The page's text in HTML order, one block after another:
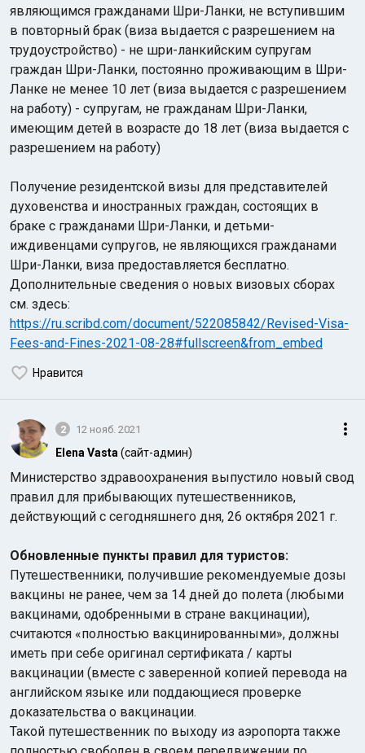
являющимся гражданами Шри-Ланки, не вступившим
в повторный брак (виза выдается с разрешением на
трудоустройство) - не шри-ланкийским супругам
граждан Шри-Ланки, постоянно проживающим в Шри-
Ланке не менее 10 лет (виза выдается с разрешением
на работу) - супругам, не гражданам Шри-Ланки,
имеющим детей в возрасте до 18 лет (виза выдается с
разрешением на работу)
Получение резидентской визы для представителей
духовенства и иностранных граждан, состоящих в
браке с гражданами Шри-Ланки, и детьми-
иждивенцами супругов, не являющихся гражданами
Шри-Ланки, виза предоставляется бесплатно.
Дополнительные сведения о новых визовых сборах
см. здесь:
https://ru.scribd.com/document/522085842/Revised-Visa-
Fees-and-Fines-2021-08-28#fullscreen&from_embed
Нравится
2 12 нояб. 2021
Elena Vasta (сайт-админ)
Министерство здравоохранения выпустило новый свод
правил для прибывающих путешественников,
действующий с сегодняшнего дня, 26 октября 2021 г.
Обновленные пункты правил для туристов:
Путешественники, получившие рекомендуемые дозы
вакцины не ранее, чем за 14 дней до полета (любыми
вакцинами, одобренными в стране вакцинации),
считаются «полностью вакцинированными», должны
иметь при себе оригинал сертификата / карты
вакцинации (вместе с заверенной копией перевода на
английском языке или поддающиеся проверке
доказательства о вакцинации.
Такой путешественник по выходу из аэропорта также